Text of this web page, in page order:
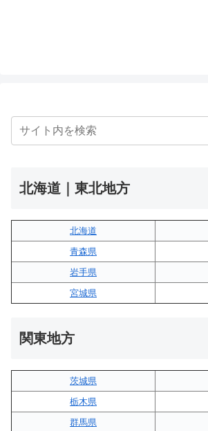
北海道｜東北地方
北海道
青森県
岩手県
宮城県
関東地方
茨城県
栃木県
群馬県